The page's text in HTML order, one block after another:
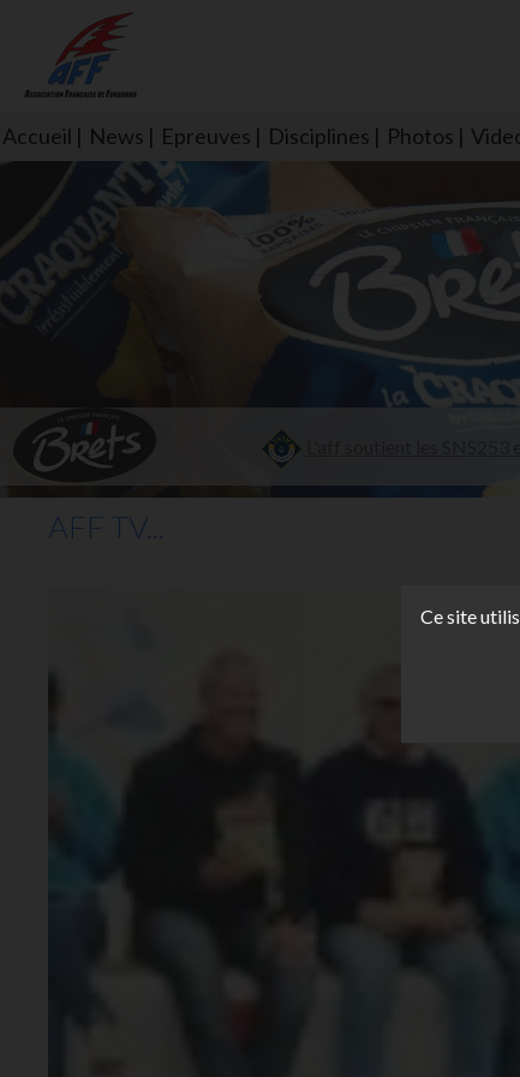
Accueil News Epreuves Disciplines Photos
AFF TV...
Ce site